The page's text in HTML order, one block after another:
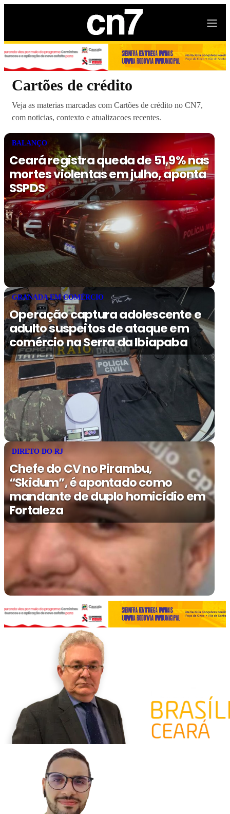
Cartões de crédito
Veja as materias marcadas com Cartões de crédito no CN7,
com noticias, contexto e atualizacoes recentes.
BALANÇO
Ceará registra queda de 51,9% nas
mortes violentas em julho, aponta
SSPDS
GRANADA EM COMÉRCIO
Operação captura adolescente e
adulto suspeitos de ataque em
comércio na Serra da Ibiapaba
DIRETO DO RJ
Chefe do CV no Pirambu,
“Skidum”, é apontado como
mandante de duplo homicídio em
Fortaleza